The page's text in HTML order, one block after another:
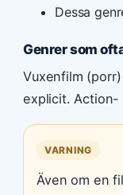
Dessa
Genrer som
Vuxenfilm
explicit. Action-
VARNING
Även om en